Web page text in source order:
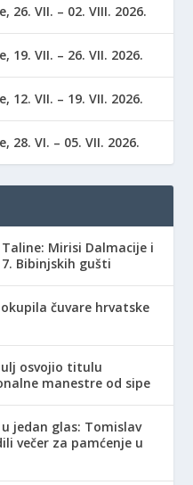
26. VII. – 02. VIII. 2026.
19. VII. – 26. VII. 2026.
12. VII. – 19. VII. 2026.
28. VI. – 05. VII. 2026.
Mirisi Dalmacije i
Bibinjskih gušti
čuvare hrvatske
osvojio titulu
manestre od sipe
jedan glas: Tomislav
večer za pamćenje u